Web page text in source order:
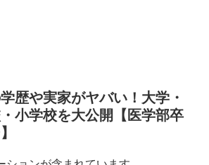
歴や実家がヤバい！大学・
小学校を大公開【医学部卒